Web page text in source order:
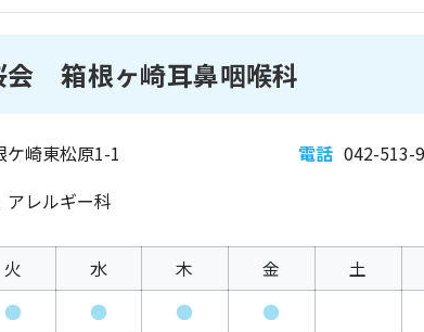
箱根ヶ崎耳鼻咽喉科
ケ崎東松原1-1 電話 042-513-
アレルギー科
火 水 木 金 土
● ● ● ●